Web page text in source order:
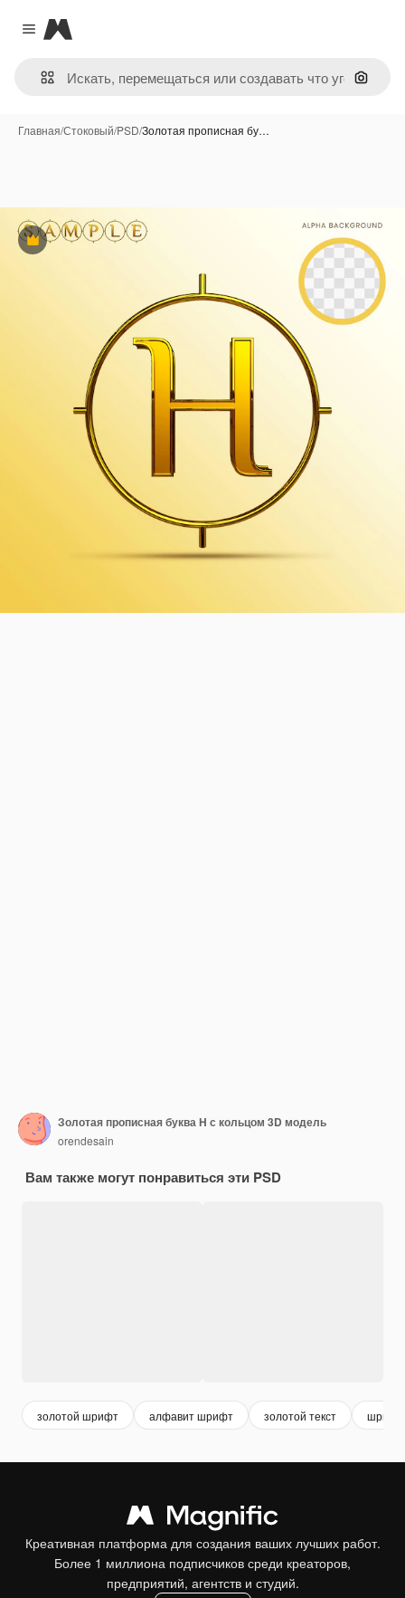
Close menu
Magnific
Поиск
Главная/Стоковый/PSD/Золотая прописная бу…
Премиум
Золотая прописная буква H с кольцом 3D модель
orendesain
Вам также могут понравиться эти PSD
золотой шрифт алфавит шрифт золотой текст шрифт
Креативная платформа для создания ваших лучших работ.
Более 1 миллиона подписчиков среди креаторов,
предприятий, агентств и студий.